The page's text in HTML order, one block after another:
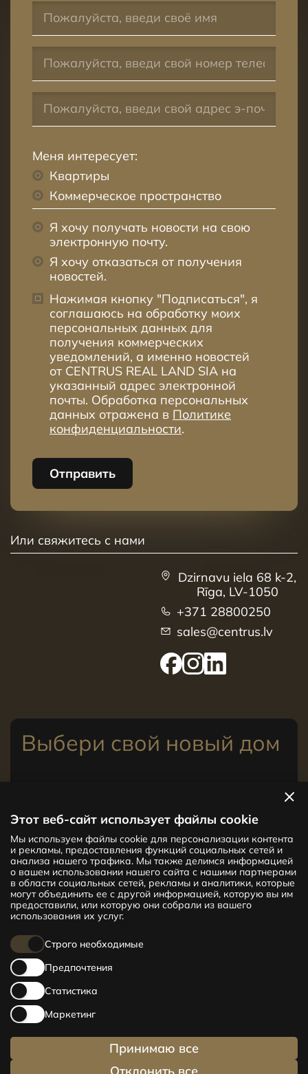
Этот веб-сайт использует файлы cookie
Мы используем файлы cookie для персонализации контента
и рекламы, предоставления функций социальных сетей и
анализа нашего трафика. Мы также делимся информацией
о вашем использовании нашего сайта с нашими партнерами
в области социальных сетей, рекламы и аналитики, которые
могут объединить ее с другой информацией, которую вы им
предоставили, или которую они собрали из вашего
использования их услуг.
Строго необходимые
Предпочтения
Статистика
Маркетинг
Принимаю все
Меня интересует:
Квартиры
Коммерческое пространство
Я хочу получать новости на свою
электронную почту.
Я хочу отказаться от получения
новостей.
Нажимая кнопку "Подписаться", я
соглашаюсь на обработку моих
персональных данных для
получения коммерческих
уведомлений, а именно новостей
от CENTRUS REAL LAND SIA на
указанный адрес электронной
почты. Обработка персональных
данных отражена в Политике
конфиденциальности.
Отправить
Или свяжитесь с нами
Dzirnavu iela 68 k-2,
Rīga, LV-1050
+371 28800250
sales@centrus.lv
Выбери свой новый дом
Новый проект CENTRUS предлагает
142 эксклюзивные и удобные квартиры
в центре Риги – от уютных квартир
площадью 24 кв. м до просторных
апартаментов площадью 210 кв. м. Выбери
свое жилище и будь в центре жизни!